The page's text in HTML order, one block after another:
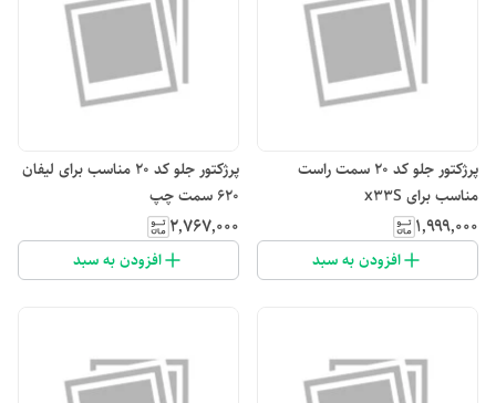
پرژکتور جلو کد ۲۰ سمت راست
مناسب برای x33S
۱٬۹۹۹٬۰۰۰
افزودن به سبد
پرژکتور جلو کد ۲۰ مناسب برای لیفان
۶۲۰ سمت چپ
۲٬۷۶۷٬۰۰۰
افزودن به سبد